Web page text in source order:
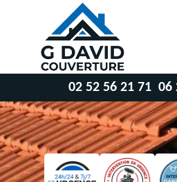
02 52 56 21 71 06